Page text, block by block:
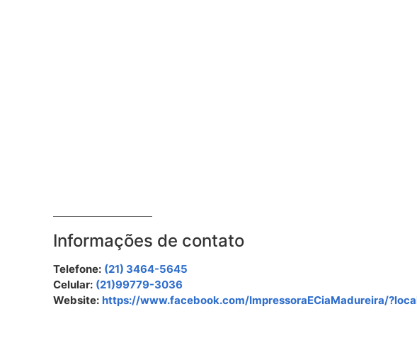
Informações de contato
Telefone: (21) 3464-5645
Celular: (21)99779-3036
Website: https://www.facebook.com/ImpressoraECiaMadureira/